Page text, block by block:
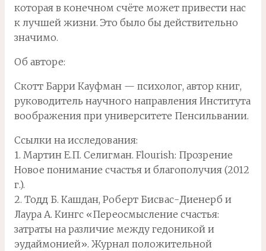
которая в конечном счёте может привести нас
к лучшей жизни. Это было бы действительно
значимо.
Об авторе:
Скотт Барри Кауфман — психолог, автор книг,
руководитель научного направления Института
воображения при университете Пенсильвании.
Ссылки на исследования:
1. Мартин Е.П. Селигман. Flourish: Прозрение
Новое понимание счастья и благополучия (2012
г.).
2. Тодд Б. Кашдан, Роберт Бисвас-Диенерб и
Лаура А. Кингс «Переосмысление счастья:
затраты на различие между гедоникой и
эудаймонией». Журнал положительной